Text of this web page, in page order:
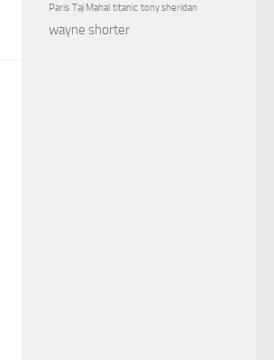
Paris Taj Mahal titanic tony sheridan
wayne shorter